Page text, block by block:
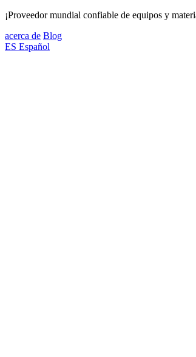
¡Proveedor mundial confiable de equipos y
acerca de Blog
ES Español